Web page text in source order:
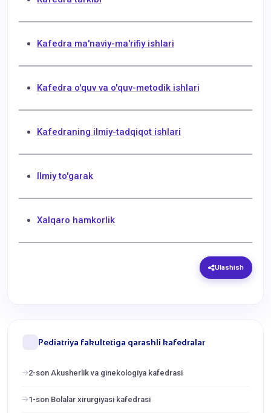
Kafedra ma'naviy-ma'rifiy ishlari
Kafedra o'quv va o'quv-metodik ishlari
Kafedraning ilmiy-tadqiqot ishlari
Ilmiy to'garak
Xalqaro hamkorlik
Ulashish
Pediatriya fakultetiga qarashli kafedralar
2-son Akusherlik va ginekologiya kafedrasi
1-son Bolalar xirurgiyasi kafedrasi